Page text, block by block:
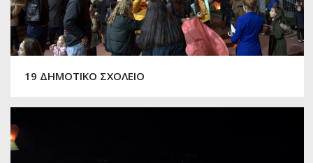
19 ΔΗΜΟΤΙΚΟ ΣΧΟΛΕΙΟ